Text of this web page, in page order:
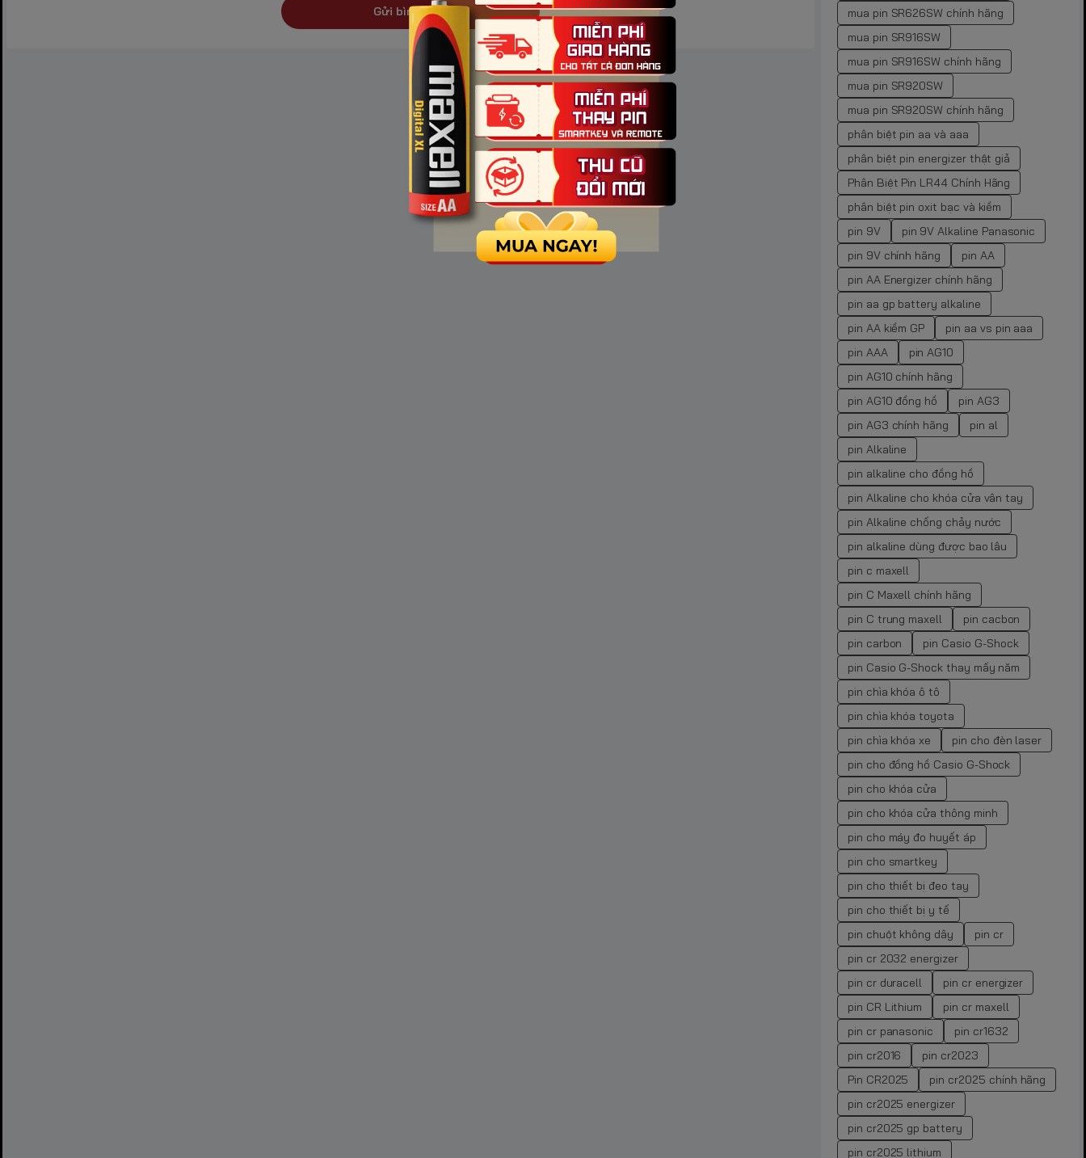
Gửi bình luận
mua pin SR626SW chính hãng
mua pin SR916SW
mua pin SR916SW chính hãng
mua pin SR920SW
mua pin SR920SW chính hãng
phân biệt pin aa và aaa
phân biệt pin energizer thật giả
Phân Biệt Pin LR44 Chính Hãng
phân biệt pin oxit bạc và kiềm
pin 9V
pin 9V Alkaline Panasonic
pin 9V chính hãng
pin AA
pin AA Energizer chính hãng
pin aa gp battery alkaline
pin AA kiềm GP
pin aa vs pin aaa
pin AAA
pin AG10
pin AG10 chính hãng
pin AG10 đồng hồ
pin AG3
pin AG3 chính hãng
pin al
pin Alkaline
pin alkaline cho đồng hồ
pin Alkaline cho khóa cửa vân tay
pin Alkaline chống chảy nước
pin alkaline dùng được bao lâu
pin c maxell
pin C Maxell chính hãng
pin C trung maxell
pin cacbon
pin carbon
pin Casio G-Shock
pin Casio G-Shock thay mấy năm
pin chìa khóa ô tô
pin chìa khóa toyota
pin chìa khóa xe
pin cho đèn laser
pin cho đồng hồ Casio G-Shock
pin cho khóa cửa
pin cho khóa cửa thông minh
pin cho máy đo huyết áp
pin cho smartkey
pin cho thiết bị đeo tay
pin cho thiết bị y tế
pin chuột không dây
pin cr
pin cr 2032 energizer
pin cr duracell
pin cr energizer
pin CR Lithium
pin cr maxell
pin cr panasonic
pin cr1632
pin cr2016
pin cr2023
Pin CR2025
pin cr2025 chính hãng
pin cr2025 energizer
pin cr2025 gp battery
pin cr2025 lithium